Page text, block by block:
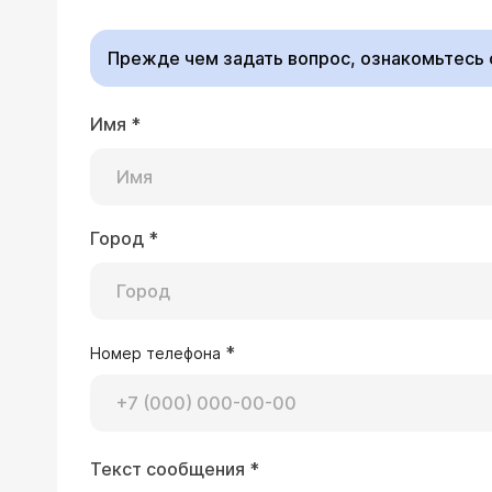
поддержку хрящевой
У моего папы постоянная боль в
уговоры, говорит - это бесполезно,
обследование, если да, то какое?
поможет - это уже хроническое?
исследование
07.12.2007 Оксана, 31 год, Тюмень
Прежде чем задать вопрос, ознакомьтесь
Имя *
Город *
Номер телефона *
Текст сообщения *